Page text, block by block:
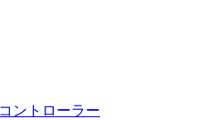
ントローラー